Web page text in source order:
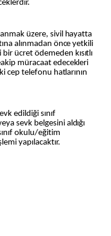
üzere, sivil hayatta
alınmadan önce yetkili
ücret ödemeden kısıtlı
müracaat edecekleri
cep telefonu hatlarının
edildiği sınıf
sevk belgesini aldığı
okulu/eğitim
yapılacaktır.